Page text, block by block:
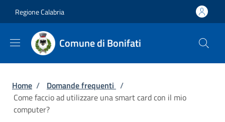
Regione Calabria
Comune di Bonifati
Briciole di pane
Home / Domande frequenti /
Come faccio ad utilizzare una smart card con il mio
computer?